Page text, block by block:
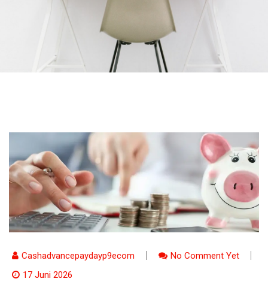
Cashadvancepaydayp9ecom
No Comment Yet
17 Juni 2026